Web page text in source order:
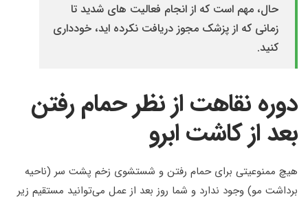
حال، مهم است که از انجام فعالیت های شدید تا
زمانی که از پزشک مجوز دریافت نکرده اید، خودداری
کنید.
دوره نقاهت از نظر حمام رفتن
بعد از کاشت ابرو
هیچ ممنوعیتی برای حمام رفتن و شستشوی زخم پشت سر (ناحیه
برداشت مو) وجود ندارد و شما روز بعد از عمل می‌توانید مستقیم زیر